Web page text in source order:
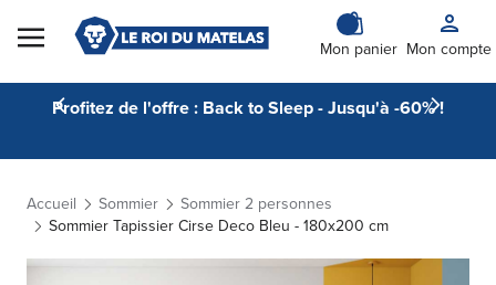
Skip to Content
Mon panier Mon compte
Profitez de l'offre : Back to Sleep - Jusqu'à -60% !
Accueil Sommier
Sommier 2 personnes
Sommier Tapissier Cirse Deco Bleu - 180x200 cm